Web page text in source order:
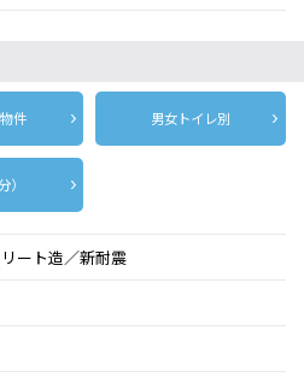
件 男女トイレ別
）
ート造／新耐震